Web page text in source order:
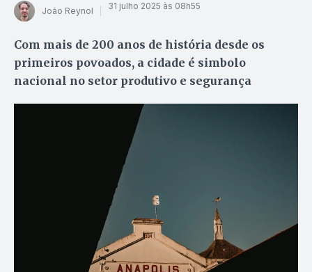
João Reynol 31 julho 2025 às 08h55
Com mais de 200 anos de história desde os
primeiros povoados, a cidade é simbolo
nacional no setor produtivo e segurança